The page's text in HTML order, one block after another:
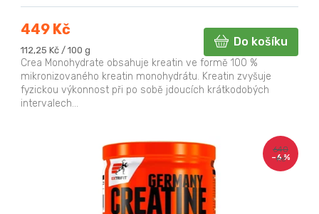
449 Kč
Měrná
cena:
112,25 Kč / 100 g
Do košíku
Crea Monohydrate obsahuje kreatin ve formě 100 %
mikronizovaného kreatin monohydrátu. Kreatin zvyšuje
fyzickou výkonnost při po sobě jdoucích krátkodobých
intervalech...
640
Kč
–6 %